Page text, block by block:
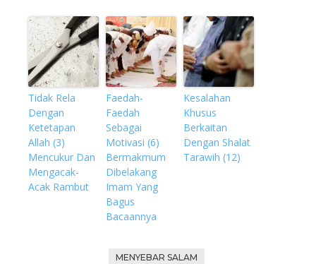
Tidak Rela
Dengan
Ketetapan
Allah (3)
Mencukur Dan
Mengacak-
Acak Rambut
Faedah-
Faedah
Sebagai
Motivasi (6)
Bermakmum
Dibelakang
Imam Yang
Bagus
Bacaannya
Kesalahan
Khusus
Berkaitan
Dengan Shalat
Tarawih (12)
MENYEBAR SALAM